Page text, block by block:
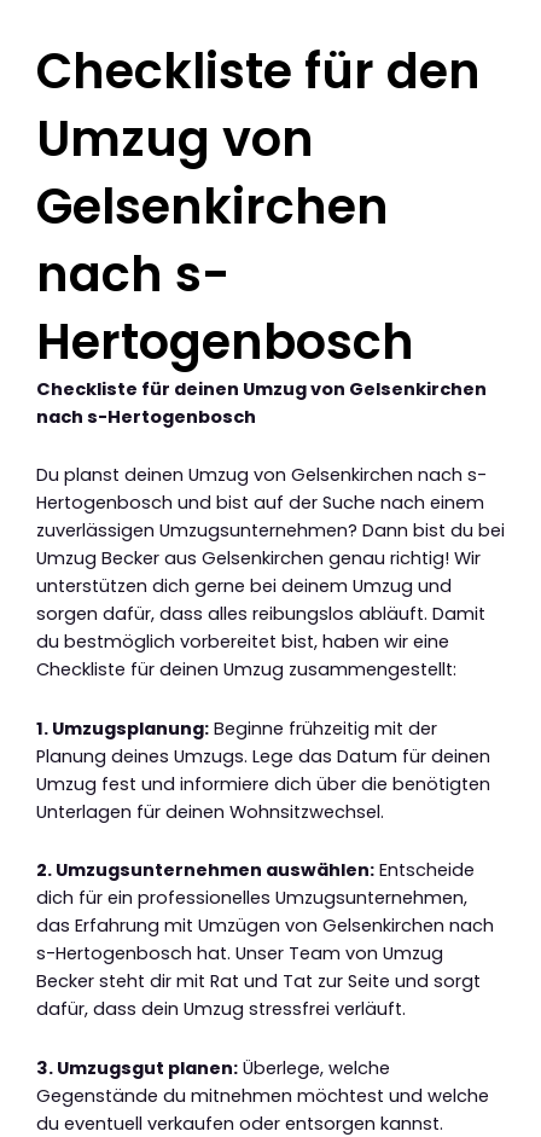
Checkliste für den
Umzug von
Gelsenkirchen
nach s-
Hertogenbosch
Checkliste für deinen Umzug von Gelsenkirchen
nach s-Hertogenbosch
Du planst deinen Umzug von Gelsenkirchen nach s-
Hertogenbosch und bist auf der Suche nach einem
zuverlässigen Umzugsunternehmen? Dann bist du bei
Umzug Becker aus Gelsenkirchen genau richtig! Wir
unterstützen dich gerne bei deinem Umzug und
sorgen dafür, dass alles reibungslos abläuft. Damit
du bestmöglich vorbereitet bist, haben wir eine
Checkliste für deinen Umzug zusammengestellt:
1. Umzugsplanung: Beginne frühzeitig mit der
Planung deines Umzugs. Lege das Datum für deinen
Umzug fest und informiere dich über die benötigten
Unterlagen für deinen Wohnsitzwechsel.
2. Umzugsunternehmen auswählen: Entscheide
dich für ein professionelles Umzugsunternehmen,
das Erfahrung mit Umzügen von Gelsenkirchen nach
s-Hertogenbosch hat. Unser Team von Umzug
Becker steht dir mit Rat und Tat zur Seite und sorgt
dafür, dass dein Umzug stressfrei verläuft.
3. Umzugsgut planen: Überlege, welche
Gegenstände du mitnehmen möchtest und welche
du eventuell verkaufen oder entsorgen kannst.